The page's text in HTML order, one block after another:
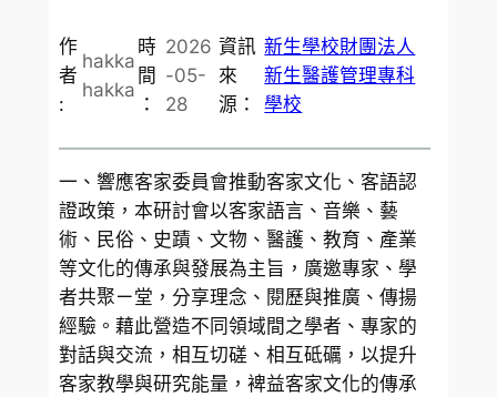
作
者
:
hakka
hakka
時
間
：
2026
-05-
28
資訊
來
源：
新生學校財團法人
新生醫護管理專科
學校
一、響應客家委員會推動客家文化、客語認
證政策，本研討會以客家語言、音樂、藝
術、民俗、史蹟、文物、醫護、教育、產業
等文化的傳承與發展為主旨，廣邀專家、學
者共聚ㄧ堂，分享理念、閱歷與推廣、傳揚
經驗。藉此營造不同領域間之學者、專家的
對話與交流，相互切磋、相互砥礪，以提升
客家教學與研究能量，裨益客家文化的傳承